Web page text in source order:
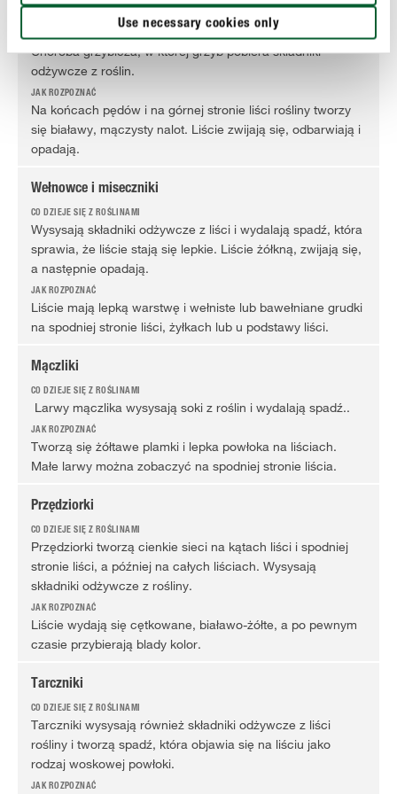
Use necessary cookies only
Mączniak
Choroba grzybicza, w której grzyb pobiera składniki
odżywcze z roślin.
Na końcach pędów i na górnej stronie liści rośliny tworzy
się białawy, mączysty nalot. Liście zwijają się, odbarwiają i
opadają.
Wełnowce i miseczniki
Wysysają składniki odżywcze z liści i wydalają spadź, która
sprawia, że liście stają się lepkie. Liście żółkną, zwijają się,
a następnie opadają.
Liście mają lepką warstwę i wełniste lub bawełniane grudki
na spodniej stronie liści, żyłkach lub u podstawy liści.
Mączliki
Larwy mączlika wysysają soki z roślin i wydalają spadź..
Tworzą się żółtawe plamki i lepka powłoka na liściach.
Małe larwy można zobaczyć na spodniej stronie liścia.
Przędziorki
Przędziorki tworzą cienkie sieci na kątach liści i spodniej
stronie liści, a później na całych liściach. Wysysają
składniki odżywcze z rośliny.
Liście wydają się cętkowane, białawo-żółte, a po pewnym
czasie przybierają blady kolor.
Tarczniki
Tarczniki wysysają również składniki odżywcze z liści
rośliny i tworzą spadź, która objawia się na liściu jako
rodzaj woskowej powłoki.